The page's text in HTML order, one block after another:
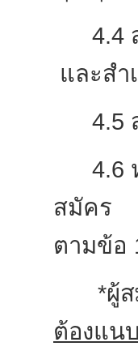
4.4
และสำ
4.5
4.6
สมัคร
ตามข้อ
*ผู้
ต้องแน